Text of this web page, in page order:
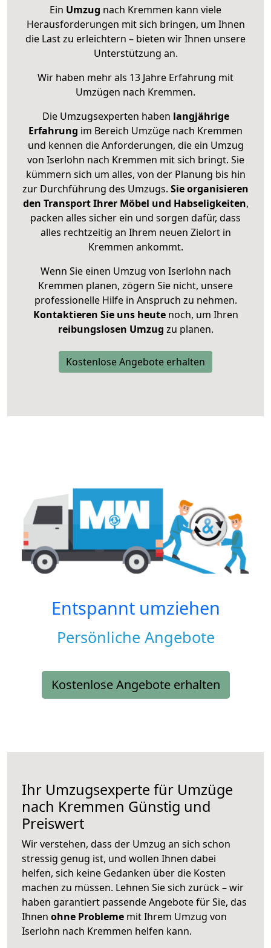
Ein Umzug nach Kremmen kann viele
Herausforderungen mit sich bringen, um Ihnen
die Last zu erleichtern – bieten wir Ihnen unsere
Unterstützung an.
Wir haben mehr als 13 Jahre Erfahrung mit
Umzügen nach Kremmen.
Die Umzugsexperten haben langjährige
Erfahrung im Bereich Umzüge nach Kremmen
und kennen die Anforderungen, die ein Umzug
von Iserlohn nach Kremmen mit sich bringt. Sie
kümmern sich um alles, von der Planung bis hin
zur Durchführung des Umzugs. Sie organisieren
den Transport Ihrer Möbel und Habseligkeiten,
packen alles sicher ein und sorgen dafür, dass
alles rechtzeitig an Ihrem neuen Zielort in
Kremmen ankommt.
Wenn Sie einen Umzug von Iserlohn nach
Kremmen planen, zögern Sie nicht, unsere
professionelle Hilfe in Anspruch zu nehmen.
Kontaktieren Sie uns heutenoch, um Ihren
reibungslosen Umzug zu planen.
Kostenlose Angebote erhalten
Entspannt umziehen
Persönliche Angebote
Kostenlose Angebote erhalten
Ihr Umzugsexperte für Umzüge
nach Kremmen Günstig und
Preiswert
Wir verstehen, dass der Umzug an sich schon
stressig genug ist, und wollen Ihnen dabei
helfen, sich keine Gedanken über die Kosten
machen zu müssen. Lehnen Sie sich zurück – wir
haben garantiert passende Angebote für Sie, das
Ihnen ohne Probleme mit Ihrem Umzug von
Iserlohn nach Kremmen helfen kann.